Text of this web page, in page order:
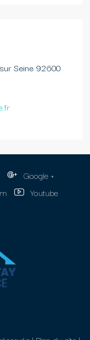
Seine 92600
Google +
Youtube